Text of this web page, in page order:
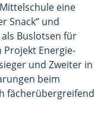
eine
Snack“ und
Buslotsen für
Energie-
und Zweiter in
beim
fächerübergreifend